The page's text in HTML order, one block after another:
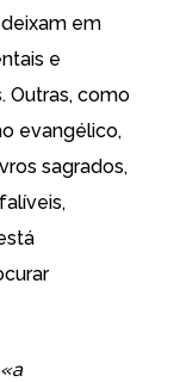
em
e
Outras, como
evangélico,
sagrados,
«a